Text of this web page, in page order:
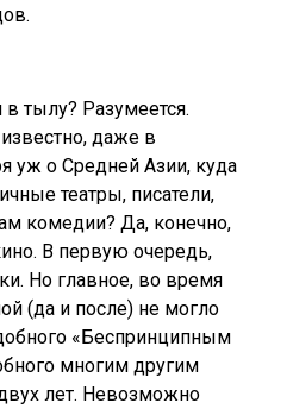
тылу? Разумеется.
даже в
уж о Средней Азии, куда
театры, писатели,
комедии? Да, конечно,
В первую очередь,
Но главное, во время
(да и после) не могло
«Беспринципным
многим другим
лет. Невозможно